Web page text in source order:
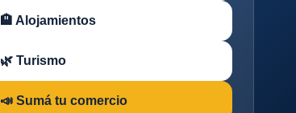
🏨 Alojamientos
🌿 Turismo
📣 Sumá tu comercio